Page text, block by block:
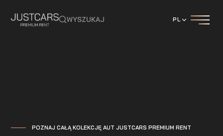
WYSZUKAJ PL
POZNAJ CAŁĄ KOLEKCJĘ AUT JUSTCARS PREMIUM RENT